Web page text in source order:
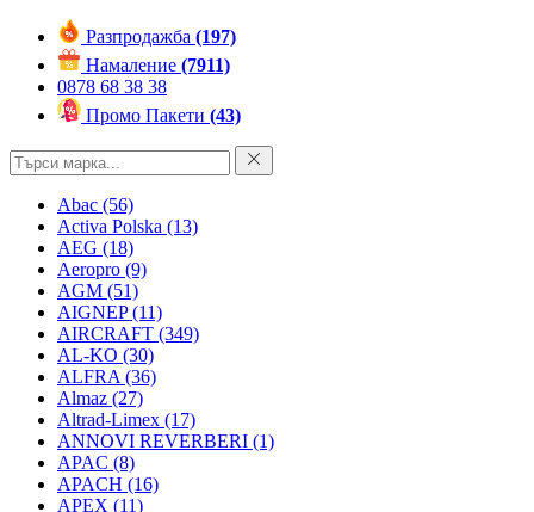
Разпродажба (197)
Намаление (7911)
0878 68 38 38
Промо Пакети (43)
Abac (56)
Activa Polska (13)
AEG (18)
Aeropro (9)
AGM (51)
AIGNEP(11)
AIRCRAFT (349)
AL-KO (30)
ALFRA (36)
Almaz (27)
Altrad-Limex (17)
ANNOVI REVERBERI (1)
APAC (8)
APACH (16)
APEX (11)